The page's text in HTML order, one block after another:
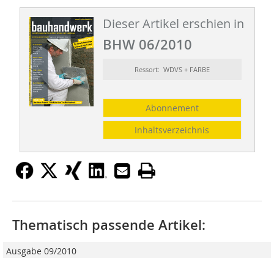
Dieser Artikel erschien in
BHW 06/2010
Ressort: WDVS + FARBE
Abonnement
Inhaltsverzeichnis
Thematisch passende Artikel:
Ausgabe 09/2010